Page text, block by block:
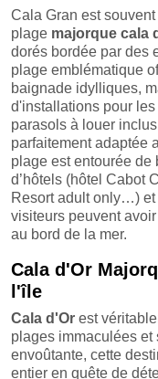
Cala Gran est
plage majorque cala
dorés bordée par des
plage emblématique
baignade idylliques,
d'installations pour
parasols à louer
parfaitement adaptée
plage est entourée de
d’hôtels (hôtel Cabot
Resort adult only…) et
visiteurs peuvent
au bord de la mer.
Cala d'Or
l'île
Cala d'Or est
plages immaculées
envoûtante, cette
entier en quête de